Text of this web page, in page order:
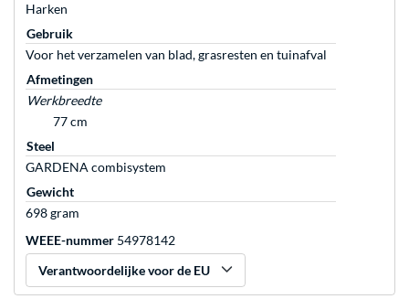
Harken
Gebruik
Voor het verzamelen van blad, grasresten en tuinafval
Afmetingen
Werkbreedte
77 cm
Steel
GARDENA combisystem
Gewicht
698 gram
WEEE-nummer 54978142
Verantwoordelijke voor de EU